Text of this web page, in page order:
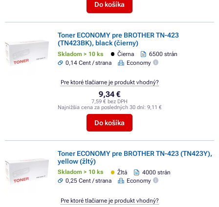
Do košíka
Toner ECONOMY pre BROTHER TN-423
(TN423BK), black (čierny)
Skladom > 10 ks Čierna
6500 strán
0,14 Cent / strana
Economy
9,34 €
7,59 € bez DPH
Najnižšia cena za posledných 30 dní: 9,11 €
Do košíka
Pre ktoré tlačiarne je produkt vhodný?
Toner ECONOMY pre BROTHER TN-423 (TN423Y),
yellow (žltý)
Skladom > 10 ks Žltá
4000 strán
0,25 Cent / strana
Economy
Pre ktoré tlačiarne je produkt vhodný?